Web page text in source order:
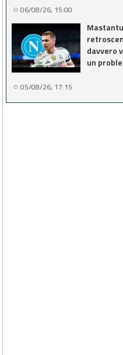
06/08/26, 15:00
davvero
un
05/08/26, 17:15